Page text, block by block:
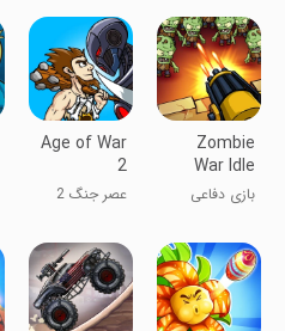
گیاهان
Zombie
War Idle
Defense
Game
بازی دفاعی
بی‌کار
Age of War
2
عصر جنگ 2